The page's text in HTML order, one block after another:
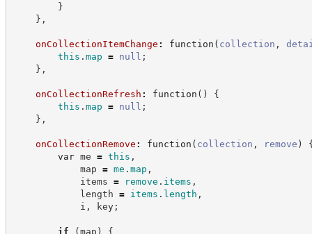
}
} ,
onCollectionItemChange : function ( collection ,
this . map = null ;
} ,
onCollectionRefresh : function ( )
{
this . map = null ;
} ,
onCollectionRemove : function ( collection , remove )
var me = this ,
map = me . map ,
items = remove . items ,
length = items . length ,
i , key;
if (map )
{